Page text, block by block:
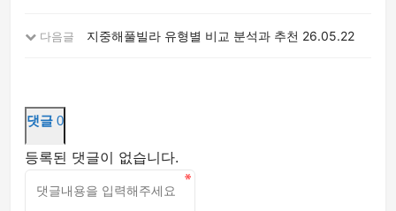
다음글 지중해풀빌라 유형별 비교 분석과 추천 26.05.22
댓글 0
등록된 댓글이 없습니다.